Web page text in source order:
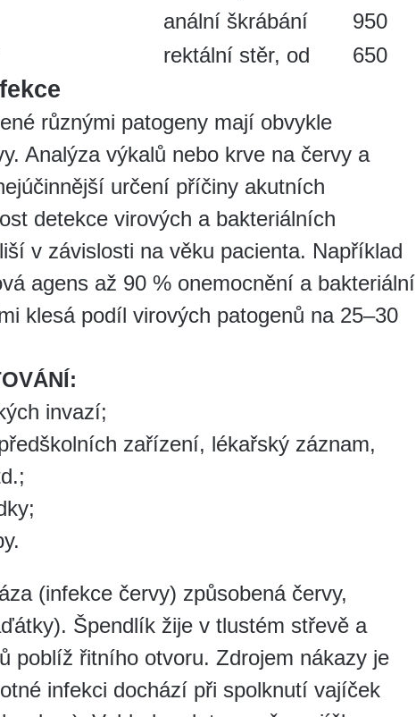
anální škrábání
950
rektální stěr, od 650
různými patogeny mají obvykle
Analýza výkalů nebo krve na červy a
určení příčiny akutních
detekce virových a bakteriálních
v závislosti na věku pacienta. Například
agens až 90 % onemocnění a bakteriální
klesá podíl virových patogenů na 25–30
invazí;
zařízení, lékařský záznam,
(infekce červy) způsobená červy,
Špendlík žije v tlustém střevě a
poblíž řitního otvoru. Zdrojem nákazy je
infekci dochází při spolknutí vajíček